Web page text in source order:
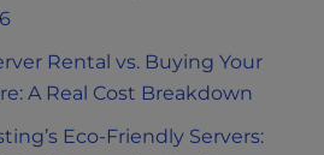
Rental vs. Buying Your
A Real Cost Breakdown
Eco-Friendly Servers: